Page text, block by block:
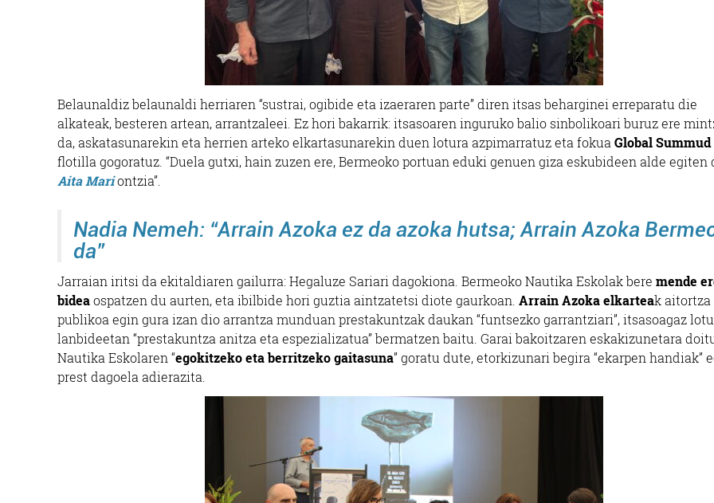
Belaunaldiz belaunaldi herriaren “sustrai, ogibide eta izaeraren parte” diren itsas beharginei erreparatu die
alkateak, besteren artean, arrantzaleei. Ez hori bakarrik: itsasoaren inguruko balio sinbolikoari buruz ere
da, askatasunarekin eta herrien arteko elkartasunarekin duen lotura azpimarratuz eta fokua Global Summud
flotilla gogoratuz. “Duela gutxi, hain zuzen ere, Bermeoko portuan eduki genuen giza eskubideen alde egiten
Aita Mariontzia”.
Nadia Nemeh: “Arrain Azoka ez da azoka hutsa; Arrain Azoka
da”
Jarraian iritsi da ekitaldiaren gailurra: Hegaluze Sariari dagokiona. Bermeoko Nautika Eskolak bere mende
bideaospatzen du aurten, eta ibilbide hori guztia aintzatetsi diote gaurkoan. Arrain Azoka elkarteak aitortza
publikoa egin gura izan dio arrantza munduan prestakuntzak daukan “funtsezko garrantziari”, itsasoagaz
lanbideetan “prestakuntza anitza eta espezializatua” bermatzen baitu. Garai bakoitzaren eskakizunetara
Nautika Eskolaren “egokitzeko eta berritzeko gaitasuna” goratu dute, etorkizunari begira “ekarpen handiak”
prest dagoela adierazita.